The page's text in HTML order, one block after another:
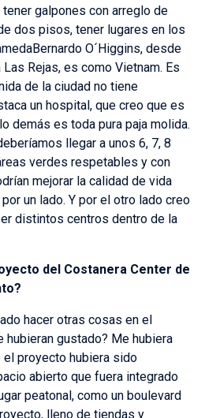
galpones con arreglo de
dos pisos, tener lugares en los
O´Higgins, desde
Rejas, es como Vietnam. Es
de la ciudad no tiene
un hospital, que creo que es
demás es toda pura paja molida.
llegar a unos 6, 7, 8
verdes respetables y con
mejorar la calidad de vida
un lado. Y por el otro lado creo
distintos centros dentro de la
del Costanera Center de
hacer otras cosas en el
hubieran gustado? Me hubiera
proyecto hubiera sido
abierto que fuera integrado
peatonal, como un boulevard
lleno de tiendas y